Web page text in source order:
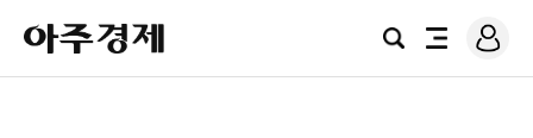
아
주
경
검
전
로
그